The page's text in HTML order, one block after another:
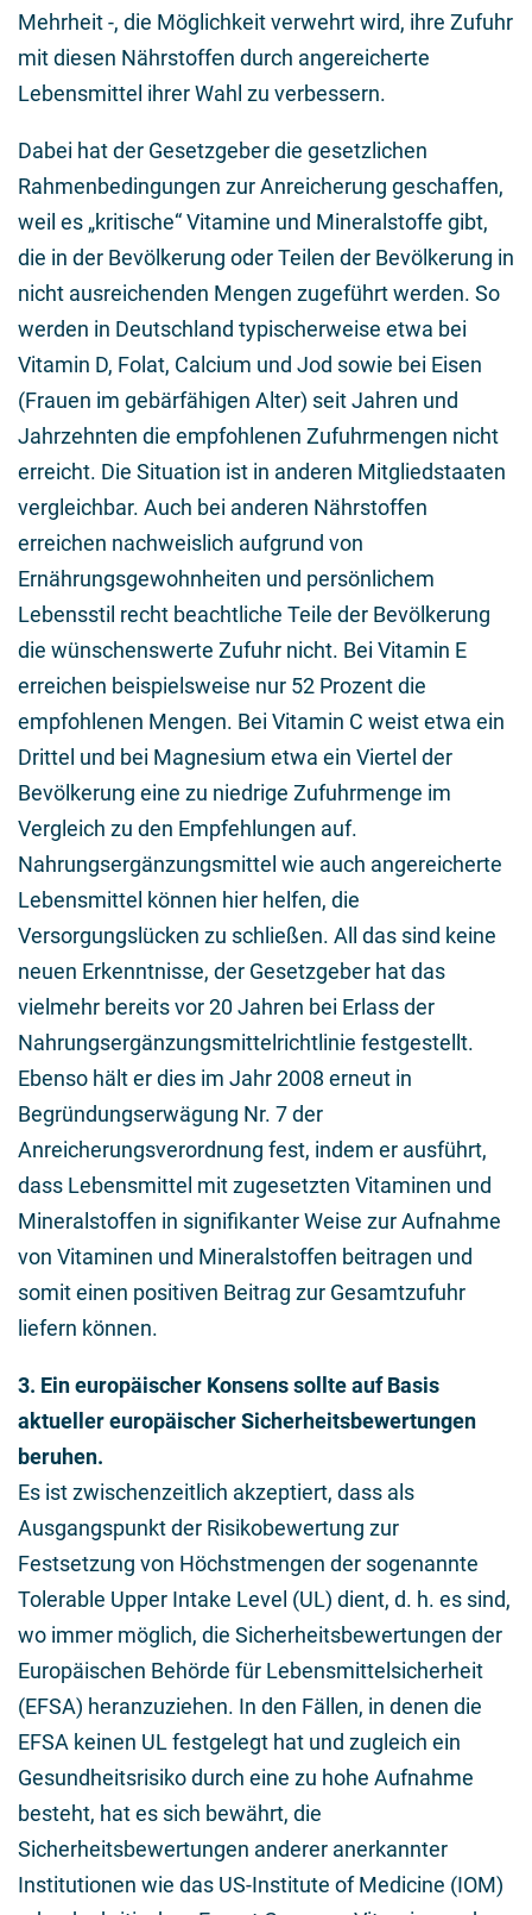
Mehrheit -, die Möglichkeit verwehrt wird, ihre Zufuhr
mit diesen Nährstoffen durch angereicherte
Lebensmittel ihrer Wahl zu verbessern.
Dabei hat der Gesetzgeber die gesetzlichen
Rahmenbedingungen zur Anreicherung geschaffen,
weil es „kritische“ Vitamine und Mineralstoffe gibt,
die in der Bevölkerung oder Teilen der Bevölkerung in
nicht ausreichenden Mengen zugeführt werden. So
werden in Deutschland typischerweise etwa bei
Vitamin D, Folat, Calcium und Jod sowie bei Eisen
(Frauen im gebärfähigen Alter) seit Jahren und
Jahrzehnten die empfohlenen Zufuhrmengen nicht
erreicht. Die Situation ist in anderen Mitgliedstaaten
vergleichbar. Auch bei anderen Nährstoffen
erreichen nachweislich aufgrund von
Ernährungsgewohnheiten und persönlichem
Lebensstil recht beachtliche Teile der Bevölkerung
die wünschenswerte Zufuhr nicht. Bei Vitamin E
erreichen beispielsweise nur 52 Prozent die
empfohlenen Mengen. Bei Vitamin C weist etwa ein
Drittel und bei Magnesium etwa ein Viertel der
Bevölkerung eine zu niedrige Zufuhrmenge im
Vergleich zu den Empfehlungen auf.
Nahrungsergänzungsmittel wie auch angereicherte
Lebensmittel können hier helfen, die
Versorgungslücken zu schließen. All das sind keine
neuen Erkenntnisse, der Gesetzgeber hat das
vielmehr bereits vor 20 Jahren bei Erlass der
Nahrungsergänzungsmittelrichtlinie festgestellt.
Ebenso hält er dies im Jahr 2008 erneut in
Begründungserwägung Nr. 7 der
Anreicherungsverordnung fest, indem er ausführt,
dass Lebensmittel mit zugesetzten Vitaminen und
Mineralstoffen in signifikanter Weise zur Aufnahme
von Vitaminen und Mineralstoffen beitragen und
somit einen positiven Beitrag zur Gesamtzufuhr
liefern können.
3. Ein europäischer Konsens sollte auf Basis
aktueller europäischer Sicherheitsbewertungen
beruhen.
Es ist zwischenzeitlich akzeptiert, dass als
Ausgangspunkt der Risikobewertung zur
Festsetzung von Höchstmengen der sogenannte
Tolerable Upper Intake Level (UL) dient, d. h. es sind,
wo immer möglich, die Sicherheitsbewertungen der
Europäischen Behörde für Lebensmittelsicherheit
(EFSA) heranzuziehen. In den Fällen, in denen die
EFSA keinen UL festgelegt hat und zugleich ein
Gesundheitsrisiko durch eine zu hohe Aufnahme
besteht, hat es sich bewährt, die
Sicherheitsbewertungen anderer anerkannter
Institutionen wie das US-Institute of Medicine (IOM)